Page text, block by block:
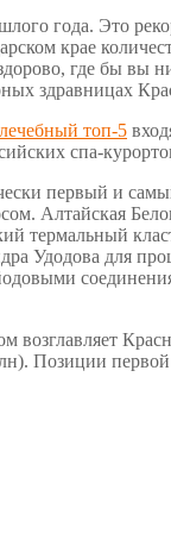
года. Это
крае
где бы вы
здравницах
топ-5
спа-
первый и
Алтайская
термальный
Удодова для
возглавляет
Позиции